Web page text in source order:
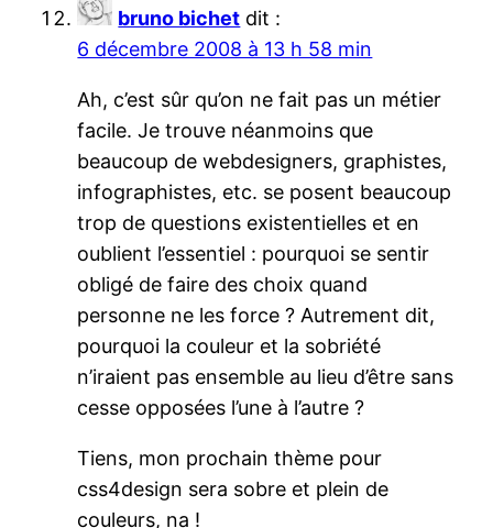
bruno bichet dit :
6 décembre 2008 à 13 h 58 min
Ah, c’est sûr qu’on ne fait pas un métier
facile. Je trouve néanmoins que
beaucoup de webdesigners, graphistes,
infographistes, etc. se posent beaucoup
trop de questions existentielles et en
oublient l’essentiel : pourquoi se sentir
obligé de faire des choix quand
personne ne les force ? Autrement dit,
pourquoi la couleur et la sobriété
n’iraient pas ensemble au lieu d’être sans
cesse opposées l’une à l’autre ?
Tiens, mon prochain thème pour
css4design sera sobre et plein de
couleurs, na !